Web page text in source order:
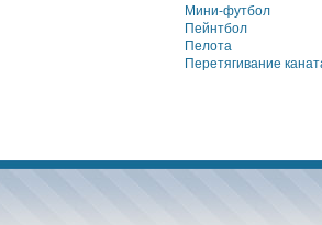
Мини-футбол
Пейнтбол
Пелота
Перетягивание